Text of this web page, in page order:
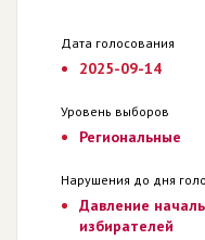
Дата голосования
2025-09-14
Уровень выборов
Региональные
Нарушения до дня
Давление
избирателей